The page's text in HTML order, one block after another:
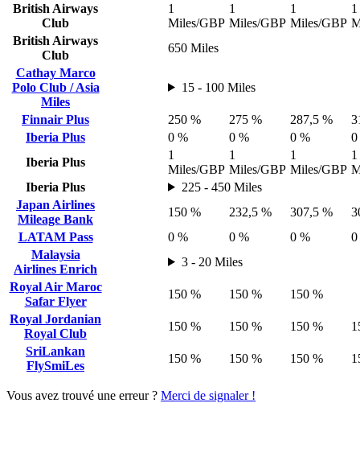
British Airways
Club
1
Miles/GBP
1
Miles/GBP
1
Miles/GBP
1
British Airways
Club
650 Miles
Cathay Marco
Polo Club / Asia
Miles
15 - 100 Miles
Finnair Plus 250 % 275 % 287,5 %
Iberia Plus
0 % 0 % 0 %
0
Iberia Plus
1
Miles/GBP
1
Miles/GBP
1
Miles/GBP
1
Iberia Plus
225 - 450 Miles
Japan Airlines
Mileage Bank
150 % 232,5 % 307,5 %
LATAM Pass
0 % 0 % 0 %
0
Malaysia
Airlines Enrich
3 - 20 Miles
Royal Air Maroc
Safar Flyer
150 % 150 %
150 %
Royal Jordanian
Royal Club
150 % 150 % 150 %
SriLankan
FlySmiLes
150 % 150 % 150 %
Vous avez trouvé une erreur ? Merci de signaler !